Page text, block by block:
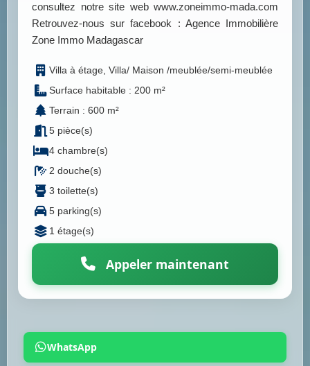
consultez notre site web www.zoneimmo-mada.com
Retrouvez-nous sur facebook : Agence Immobilière
Zone Immo Madagascar
Villa à étage, Villa/ Maison /meublée/semi-meublée
Surface habitable : 200 m²
Terrain : 600 m²
5 pièce(s)
4 chambre(s)
2 douche(s)
3 toilette(s)
5 parking(s)
1 étage(s)
Appeler maintenant
WhatsApp